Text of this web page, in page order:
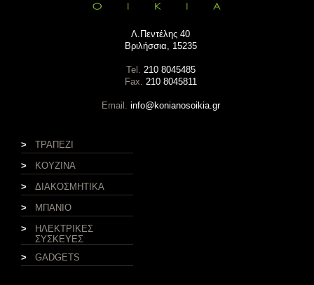
Λ.Πεντέλης 40
Βριλήσσια, 15235
Tel. 210 8045485
Fax. 210 8045811
Email. info@konianosoikia.gr
>
ΤΡΑΠΕΖΙ
>
ΚΟΥΖΙΝΑ
>
ΔΙΑΚΟΣΜΗΤΙΚΑ
>
ΜΠΑΝΙΟ
>
ΗΛΕΚΤΡΙΚΕΣ
ΣΥΣΚΕΥΕΣ
>
GADGETS